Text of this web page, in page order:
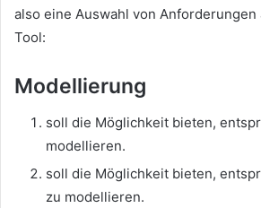
also eine Auswahl von Anforderungen
Tool:
Modellierung
soll die Möglichkeit bieten,
modellieren.
soll die Möglichkeit bieten,
zu modellieren.